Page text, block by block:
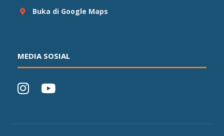
Buka di Google Maps
MEDIA SOSIAL